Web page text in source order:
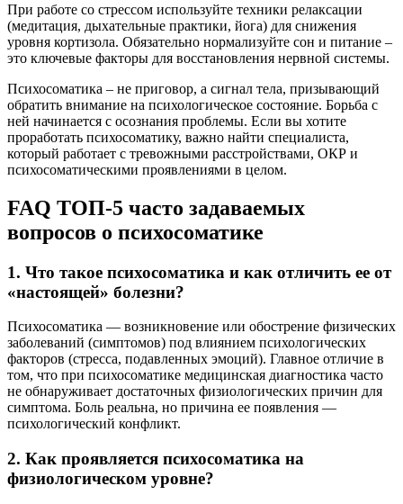
При работе со стрессом используйте техники релаксации
(медитация, дыхательные практики, йога) для снижения
уровня кортизола. Обязательно нормализуйте сон и питание –
это ключевые факторы для восстановления нервной системы.
Психосоматика – не приговор, а сигнал тела, призывающий
обратить внимание на психологическое состояние. Борьба с
ней начинается с осознания проблемы. Если вы хотите
проработать психосоматику, важно найти специалиста,
который работает с тревожными расстройствами, ОКР и
психосоматическими проявлениями в целом.
FAQ ТОП-5 часто задаваемых
вопросов о психосоматике
1. Что такое психосоматика и как отличить ее от
«настоящей» болезни?
Психосоматика — возникновение или обострение физических
заболеваний (симптомов) под влиянием психологических
факторов (стресса, подавленных эмоций). Главное отличие в
том, что при психосоматике медицинская диагностика часто
не обнаруживает достаточных физиологических причин для
симптома. Боль реальна, но причина ее появления —
психологический конфликт.
2. Как проявляется психосоматика на
физиологическом уровне?